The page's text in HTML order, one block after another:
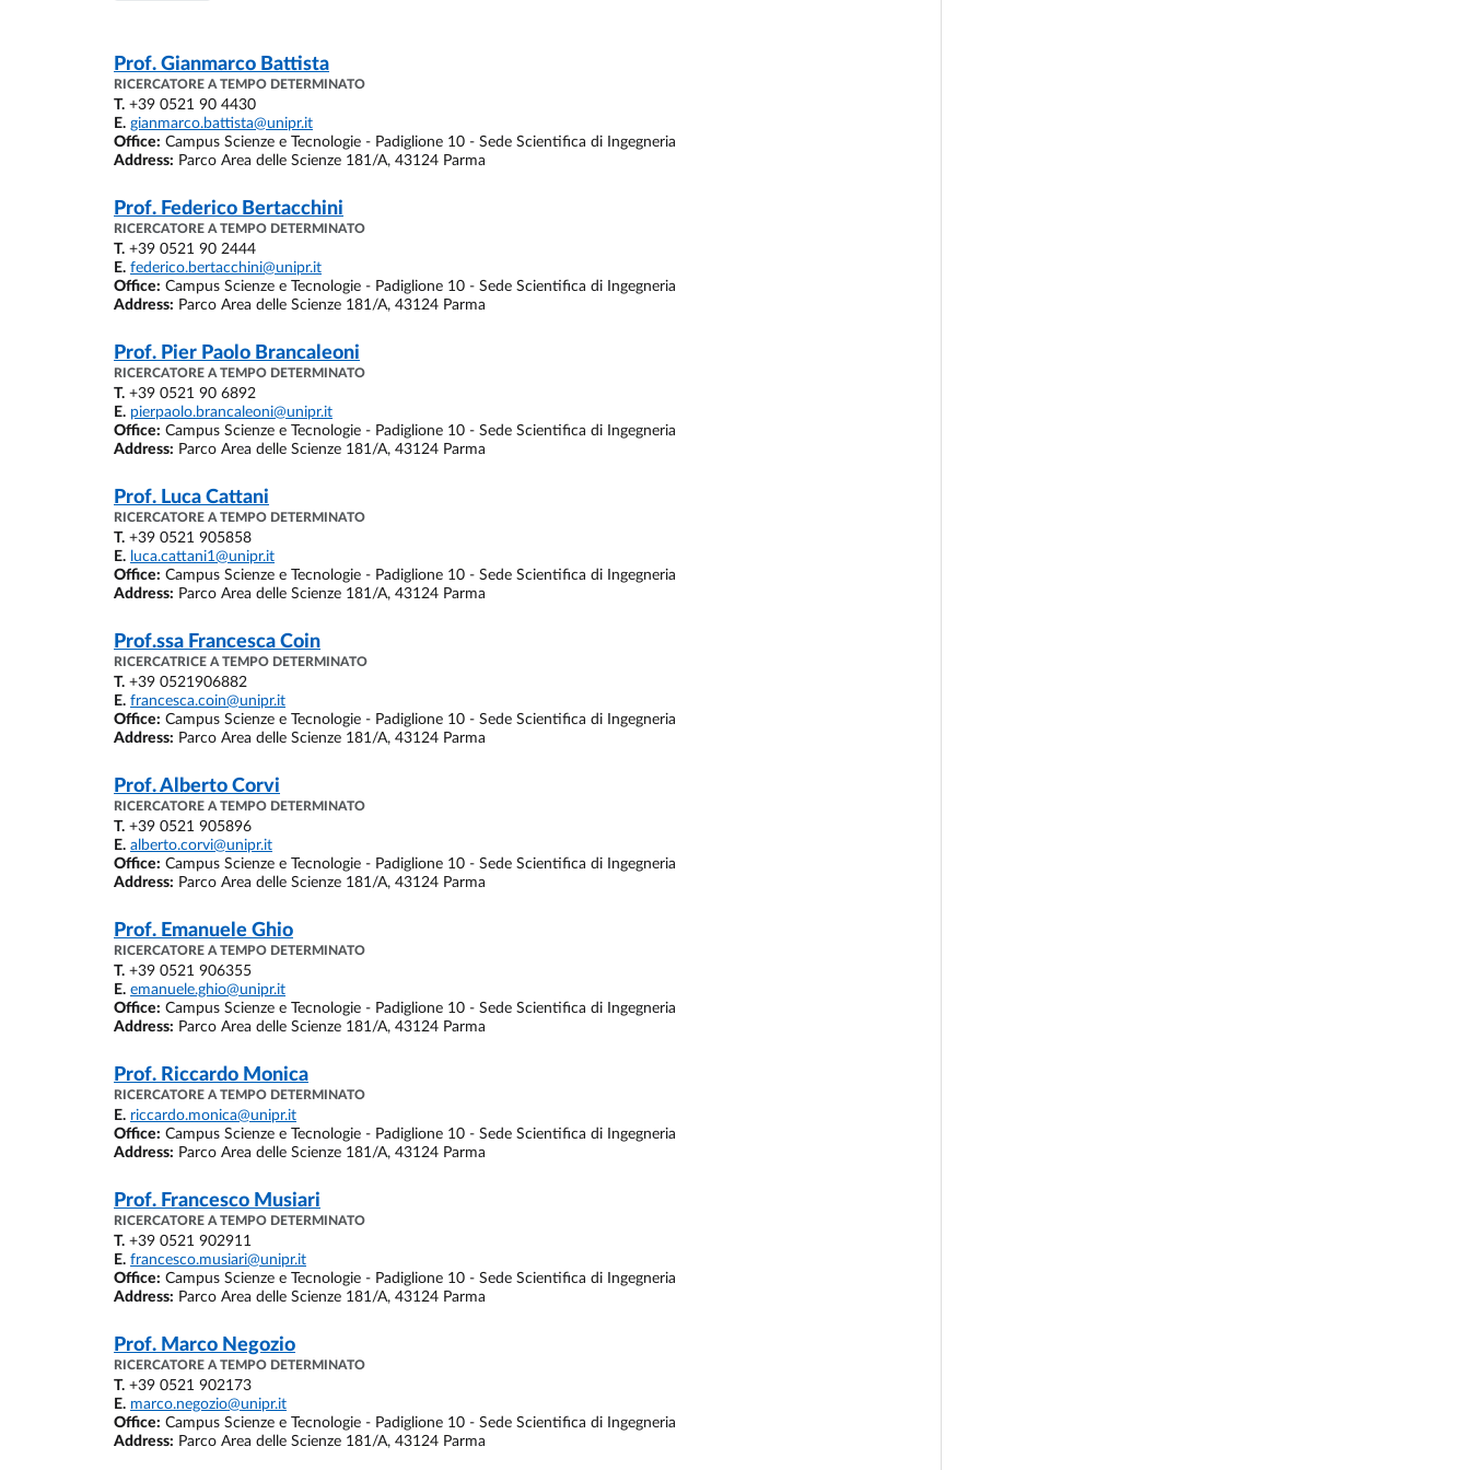
Prof. Gianmarco Battista
RICERCATORE A TEMPO DETERMINATO
T. +39 0521 90 4430
E. gianmarco.battista@unipr.it
Office: Campus Scienze e Tecnologie - Padiglione 10 - Sede Scientifica di Ingegneria
Address: Parco Area delle Scienze 181/A, 43124 Parma
Prof. Federico Bertacchini
RICERCATORE A TEMPO DETERMINATO
T. +39 0521 90 2444
E. federico.bertacchini@unipr.it
Office: Campus Scienze e Tecnologie - Padiglione 10 - Sede Scientifica di Ingegneria
Address: Parco Area delle Scienze 181/A, 43124 Parma
Prof. Pier Paolo Brancaleoni
RICERCATORE A TEMPO DETERMINATO
T. +39 0521 90 6892
E. pierpaolo.brancaleoni@unipr.it
Office: Campus Scienze e Tecnologie - Padiglione 10 - Sede Scientifica di Ingegneria
Address: Parco Area delle Scienze 181/A, 43124 Parma
Prof. Luca Cattani
RICERCATORE A TEMPO DETERMINATO
T. +39 0521 905858
E. luca.cattani1@unipr.it
Office: Campus Scienze e Tecnologie - Padiglione 10 - Sede Scientifica di Ingegneria
Address: Parco Area delle Scienze 181/A, 43124 Parma
Prof.ssa Francesca Coin
RICERCATRICE A TEMPO DETERMINATO
T. +39 0521906882
E. francesca.coin@unipr.it
Office: Campus Scienze e Tecnologie - Padiglione 10 - Sede Scientifica di Ingegneria
Address: Parco Area delle Scienze 181/A, 43124 Parma
Prof.Alberto Corvi
RICERCATORE A TEMPO DETERMINATO
T. +39 0521 905896
E. alberto.corvi@unipr.it
Office: Campus Scienze e Tecnologie - Padiglione 10 - Sede Scientifica di Ingegneria
Address: Parco Area delle Scienze 181/A, 43124 Parma
Prof. Emanuele Ghio
RICERCATORE A TEMPO DETERMINATO
T. +39 0521 906355
E. emanuele.ghio@unipr.it
Office: Campus Scienze e Tecnologie - Padiglione 10 - Sede Scientifica di Ingegneria
Address: Parco Area delle Scienze 181/A, 43124 Parma
Prof. Riccardo Monica
RICERCATORE A TEMPO DETERMINATO
E. riccardo.monica@unipr.it
Office: Campus Scienze e Tecnologie - Padiglione 10 - Sede Scientifica di Ingegneria
Address: Parco Area delle Scienze 181/A, 43124 Parma
Prof. Francesco Musiari
RICERCATORE A TEMPO DETERMINATO
T. +39 0521 902911
E. francesco.musiari@unipr.it
Office: Campus Scienze e Tecnologie - Padiglione 10 - Sede Scientifica di Ingegneria
Address: Parco Area delle Scienze 181/A, 43124 Parma
Prof. Marco Negozio
RICERCATORE A TEMPO DETERMINATO
T. +39 0521 902173
E. marco.negozio@unipr.it
Office: Campus Scienze e Tecnologie - Padiglione 10 - Sede Scientifica di Ingegneria
Address: Parco Area delle Scienze 181/A, 43124 Parma